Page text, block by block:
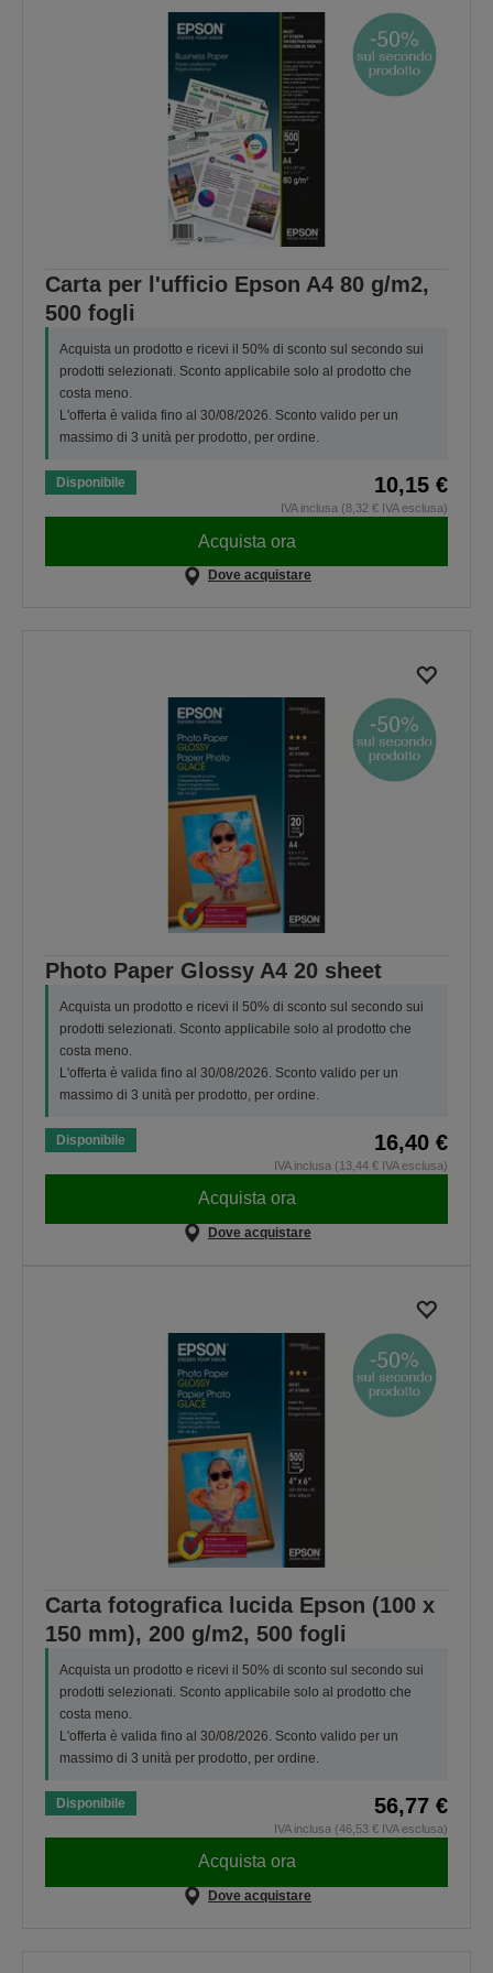
Carta per l'ufficio Epson A4 80 g/m2,
500 fogli
Acquista un prodotto e ricevi il 50% di sconto sul secondo sui
prodotti selezionati. Sconto applicabile solo al prodotto che
costa meno.
L'offerta è valida fino al 30/08/2026. Sconto valido per un
massimo di 3 unità per prodotto, per ordine.
Disponibile 10,15 €
IVA inclusa (8,32 € IVA esclusa)
Acquista ora
Dove acquistare
Photo Paper Glossy A4 20 sheet
Acquista un prodotto e ricevi il 50% di sconto sul secondo sui
prodotti selezionati. Sconto applicabile solo al prodotto che
costa meno.
L'offerta è valida fino al 30/08/2026. Sconto valido per un
massimo di 3 unità per prodotto, per ordine.
Disponibile 16,40 €
IVA inclusa (13,44 € IVA esclusa)
Acquista ora
Dove acquistare
Carta fotografica lucida Epson (100 x
150 mm), 200 g/m2, 500 fogli
Acquista un prodotto e ricevi il 50% di sconto sul secondo sui
prodotti selezionati. Sconto applicabile solo al prodotto che
costa meno.
L'offerta è valida fino al 30/08/2026. Sconto valido per un
massimo di 3 unità per prodotto, per ordine.
Disponibile 56,77 €
IVA inclusa (46,53 € IVA esclusa)
Acquista ora
Dove acquistare